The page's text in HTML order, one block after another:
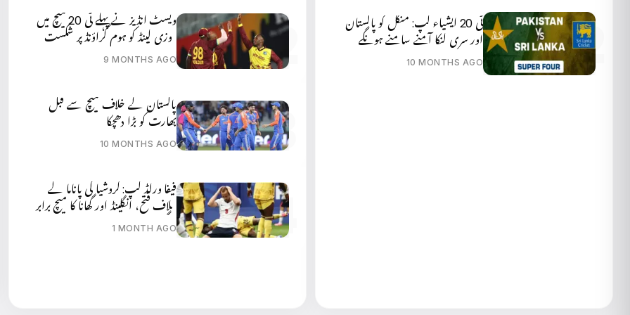
ویسٹ انڈیز نے پہلے ٹی 20 میچ میں
نیوزی لینڈ کو ہوم گراؤنڈ پر شکست
دے دی
9 MONTHS AGO
پاکستان کے خلاف میچ سے قبل
بھارت کو بڑا دھچکا
10 MONTHS AGO
فیفا ورلڈ کپ: کروشیا کی پاناما کے
خلاف فتح، انگلینڈ اور گھانا کا میچ برابر
ہوگیا
1 MONTH AGO
ٹی 20 ایشیاء کپ: منگل کو پاکستان
اور سری لنکا آمنے سامنے ہونگے
10 MONTHS AGO